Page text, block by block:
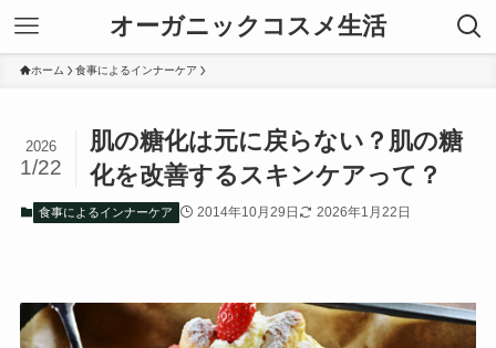
オーガニックコスメ生活
ホーム 食事によるインナーケア
肌の糖化は元に戻らない？肌の糖
化を改善するスキンケアって？
2026
1/22
食事によるインナーケア 2014年10月29日 2026年1月22日